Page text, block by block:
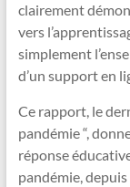
clairement
vers
simplement
d’un support en
Ce rapport, le
pandémie “,
réponse
pandémie,